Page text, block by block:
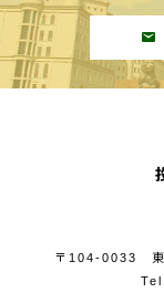
〒104-0033 東
Tel